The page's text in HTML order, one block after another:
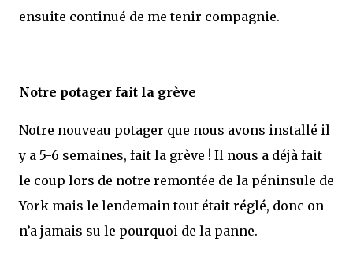
ensuite continué de me tenir compagnie.
Notre potager fait la grève
Notre nouveau potager que nous avons installé il
y a 5-6 semaines, fait la grève ! Il nous a déjà fait
le coup lors de notre remontée de la péninsule de
York mais le lendemain tout était réglé, donc on
n’a jamais su le pourquoi de la panne.